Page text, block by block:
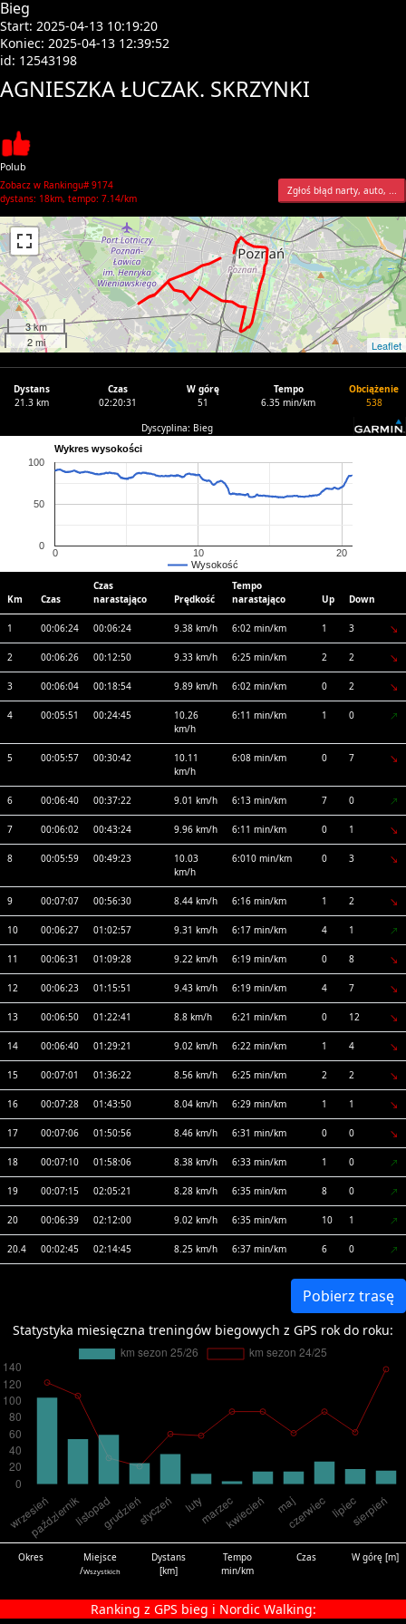
Bieg
Start: 2025-04-13 10:19:20
Koniec: 2025-04-13 12:39:52
id: 12543198
AGNIESZKA ŁUCZAK. SKRZYNKI
Polub
Zobacz w Rankingu# 9174
dystans: 18km, tempo: 7.14/km
Zgłoś błąd narty, auto, ...
3 km
2 mi
Leaflet
Dystans
21.3 km
Czas
02:20:31
W górę
51
Tempo
6.35 min/km
Obciążenie
538
Dyscyplina: Bieg
Wykres wysokości
Wysokość
0 10 20
0
50
100
Km Czas
Czas
narastająco
Prędkość
Tempo
narastająco
Up Down
1 00:06:24 00:06:24 9.38 km/h 6:02 min/km 1 3
2 00:06:26 00:12:50 9.33 km/h 6:25 min/km 2 2
3 00:06:04 00:18:54 9.89 km/h 6:02 min/km 0 2
4 00:05:51 00:24:45
10.26
km/h
6:11 min/km 1 0
5 00:05:57 00:30:42
10.11
km/h
6:08 min/km 0 7
6 00:06:40 00:37:22 9.01 km/h 6:13 min/km 7 0
7 00:06:02 00:43:24 9.96 km/h 6:11 min/km 0 1
8 00:05:59 00:49:23
10.03
km/h
6:010 min/km 0 3
9 00:07:07 00:56:30 8.44 km/h 6:16 min/km 1 2
10 00:06:27 01:02:57 9.31 km/h 6:17 min/km 4 1
11 00:06:31 01:09:28 9.22 km/h 6:19 min/km 0 8
12 00:06:23 01:15:51 9.43 km/h 6:19 min/km 4 7
13 00:06:50 01:22:41 8.8 km/h 6:21 min/km 0 12
14 00:06:40 01:29:21 9.02 km/h 6:22 min/km 1 4
15 00:07:01 01:36:22 8.56 km/h 6:25 min/km 2 2
16 00:07:28 01:43:50 8.04 km/h 6:29 min/km 1 1
17 00:07:06 01:50:56 8.46 km/h 6:31 min/km 0 0
18 00:07:10 01:58:06 8.38 km/h 6:33 min/km 1 0
19 00:07:15 02:05:21 8.28 km/h 6:35 min/km 8 0
20 00:06:39 02:12:00 9.02 km/h 6:35 min/km 10 1
20.4 00:02:45 02:14:45 8.25 km/h 6:37 min/km 6 0
Pobierz trasę
Statystyka miesięczna treningów biegowych z GPS rok do roku:
Okres
Miejsce
/Wszystkich
Dystans
[km]
Tempo
min/km
Czas W górę [m]
Ranking z GPS bieg i Nordic Walking: